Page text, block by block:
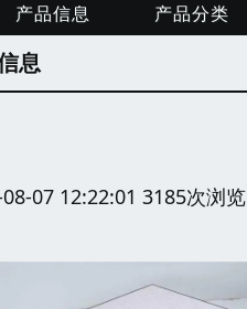
产品信息 产品分类
息
07 12:22:01 3185次浏览